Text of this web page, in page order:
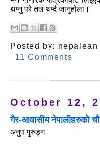
थप्नु परे तल थप्दै जानुहोला।
Posted by: nepalean
11 Comments
October 12,
गैर-आवासीय नेपालीहरुको
अनुप गुरुङ्ग